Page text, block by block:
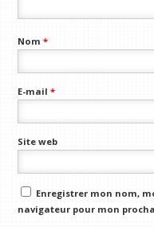
Nom*
E-mail*
Site web
Enregistrer mon nom,
navigateur pour mon